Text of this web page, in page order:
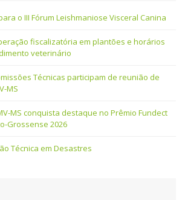
o III Fórum Leishmaniose Visceral Canina
fiscalizatória em plantões e horários
veterinário
Técnicas participam de reunião de
MS
MS conquista destaque no Prêmio Fundect
Grossense 2026
Técnica em Desastres